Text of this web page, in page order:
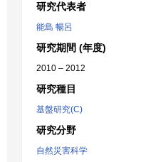
研究代表者
能島 暢呂
研究期間 (年度)
2010 – 2012
研究種目
基盤研究(C)
研究分野
自然災害科学